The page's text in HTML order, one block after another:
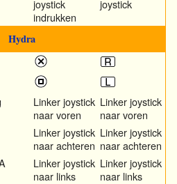
joystick
indrukken
joystick
Hydra
Linker joystick
naar voren
Linker joystick
naar voren
Linker joystick
naar achteren
Linker joystick
naar achteren
Linker joystick
naar links
Linker joystick
naar links